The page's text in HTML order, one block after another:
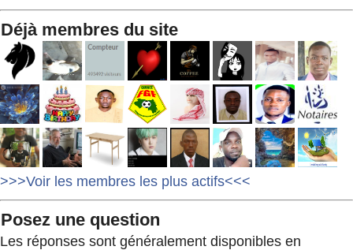
Déjà membres du site
>>>Voir les membres les plus actifs<<<
Posez une question
Les réponses sont généralement disponibles en